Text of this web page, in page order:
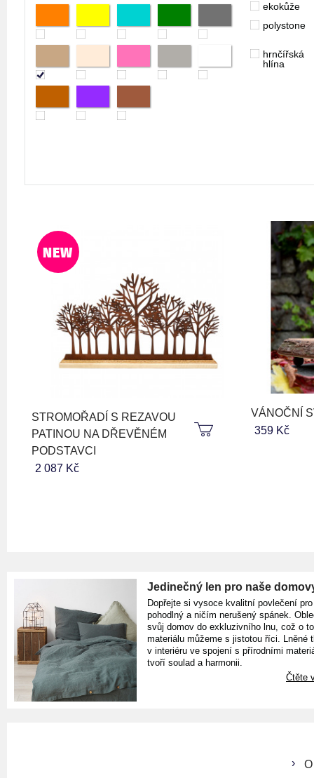
ekokůže
polystone
hrnčířská
hlína
NEW
STROMOŘADÍ S REZAVOU
PATINOU NA DŘEVĚNÉM
PODSTAVCI
2 087 Kč
VÁNOČNÍ
359 Kč
Jedinečný len pro naše
Dopřejte si vysoce kvalitní povlečení pro
pohodlný a ničím nerušený spánek.
svůj domov do exkluzivního lnu, což o
materiálu můžeme s jistotou říci. Lněné
v interiéru ve spojení s přírodními
tvoří soulad a harmonii.
Čtěte